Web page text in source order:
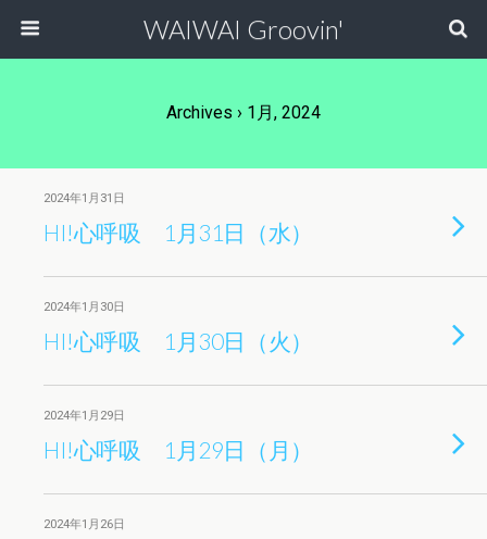
WAIWAI Groovin'
Archives › 1月, 2024
2024年1月31日
HI!心呼吸 1月31日（水）
2024年1月30日
HI!心呼吸 1月30日（火）
2024年1月29日
HI!心呼吸 1月29日（月）
2024年1月26日